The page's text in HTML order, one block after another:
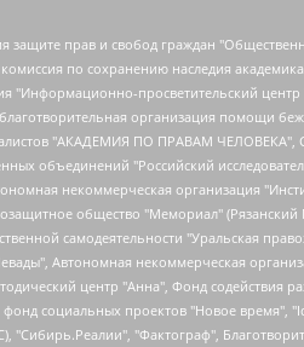
Долинина Ирина Николаевна, Мароховская Алеся Алексеевна, Шлейнов Роман Юрьевич, Шмагун Олеся Валентиновна, Общество с ограниченной ответственностью "Альтаир 2021", Общество с ограниченной ответственностью "Вега 2021", Общество с ограниченной ответственностью "Главный редактор 2021", Общество с ограниченной ответственностью "Ромашки монолит", Важенков Артем Валерьевич, Ивановская областная общественная организация "Центр гендерных исследований", Гурман Юрий Альбертович, Медиапроект "ОВД-Инфо", Егоров Владимир Владимирович, Жилинский Владимир Александрович, Общество с ограниченной ответственностью "ЗП", Иванова София Юрьевна, Карезина Инна Павловна, Кильтау Екатерина Викторовна, Петров Алексей Викторович, Пискунов Сергей Евгеньевич, Смирнов Сергей Сергеевич, Тихонов Михаил Сергеевич, Общество с ограниченной ответственностью "ЖУРНАЛИСТ-ИНОСТРАННЫЙ АГЕНТ", Арапова Галина Юрьевна, Вольтская Татьяна Анатольевна, Американская компания "Mason G.E.S. Anonymous Foundation" (США), являющаяся владельцем интернет-издания https://mnews.world/, Компания "Stichting Bellingcat", зарегистрированная в Нидерландах (дата регистрации 11.07.2018), Захаров Андрей Вячеславович, Клепиковская Екатерина Дмитриевна, Общество с ограниченной ответственностью "МЕМО", Перл Роман Александрович, Симонов Евгений Алексеевич, Соловьева Елена Анатольевна, Сотников Даниил Владимирович, Сурначева Елизавета Дмитриевна, Автономная некоммерческая организация по защите прав человека и информированию населения "Якутия – Наше Мнение", Общество с ограниченной ответственностью "Москоу диджитал медиа", с 26.01.2023 Общество с ограниченной ответственностью "Чайка Белые сады", Ветошкина Валерия Валерьевна, Заговора Максим Александрович, Межрегиональное общественное движение "Российская